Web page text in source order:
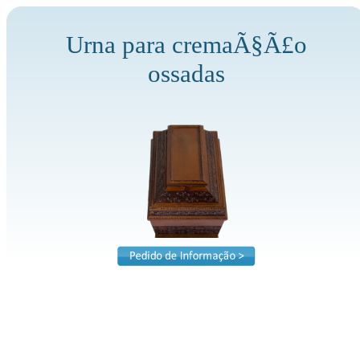
Urna para cremaÃ§Ã£o
ossadas